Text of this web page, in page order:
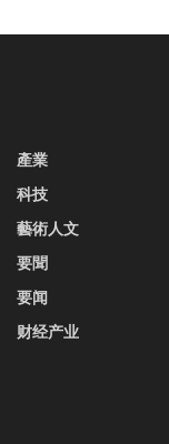
產業
科技
藝術人文
要聞
要闻
财经产业